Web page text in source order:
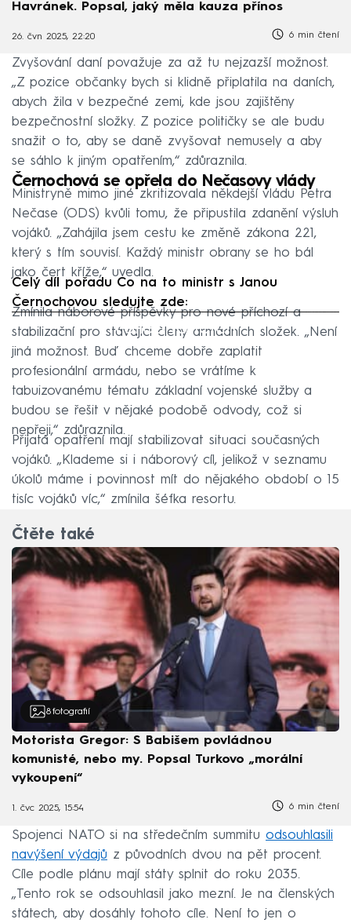
Havránek. Popsal, jaký měla kauza přínos
26. čvn 2025, 22:20 6 min čtení
Zvyšování daní považuje za až tu nejzazší možnost.
„Z pozice občanky bych si klidně připlatila na daních,
abych žila v bezpečné zemi, kde jsou zajištěny
bezpečnostní složky. Z pozice političky se ale budu
snažit o to, aby se daně zvyšovat nemusely a aby
se sáhlo k jiným opatřením,“ zdůraznila.
Černochová se opřela do Nečasovy vlády
Ministryně mimo jiné zkritizovala někdejší vládu Petra
Nečase (ODS) kvůli tomu, že připustila zdanění výsluh
vojáků. „Zahájila jsem cestu ke změně zákona 221,
který s tím souvisí. Každý ministr obrany se ho bál
jako čert kříže,“ uvedla.
Celý díl pořadu Co na to ministr s Janou
Černochovou sledujte zde:
Failed to fetch
Zmínila náborové příspěvky pro nové příchozí a
stabilizační pro stávající členy armádních složek. „Není
jiná možnost. Buď chceme dobře zaplatit
profesionální armádu, nebo se vrátíme k
tabuizovanému tématu základní vojenské služby a
budou se řešit v nějaké podobě odvody, což si
nepřeji,“ zdůraznila.
Přijatá opatření mají stabilizovat situaci současných
vojáků. „Klademe si i náborový cíl, jelikož v seznamu
úkolů máme i povinnost mít do nějakého období o 15
tisíc vojáků víc,“ zmínila šéfka resortu.
Čtěte také
8 fotografií
Motorista Gregor: S Babišem povládnou
komunisté, nebo my. Popsal Turkovo „morální
vykoupení“
1. čvc 2025, 15:54 6 min čtení
Spojenci NATO si na středečním summitu odsouhlasili
navýšení výdajů z původních dvou na pět procent.
Cíle podle plánu mají státy splnit do roku 2035.
„Tento rok se odsouhlasil jako mezní. Je na členských
státech, aby dosáhly tohoto cíle. Není to jen o